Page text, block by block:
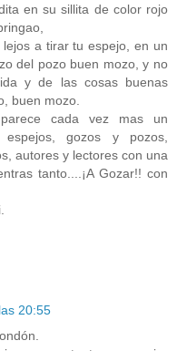
en su sillita de color rojo
a tirar tu espejo, en un
del pozo buen mozo, y no
y de las cosas buenas
buen mozo.
cada vez mas un
espejos, gozos y pozos,
autores y lectores con una
tanto....¡A Gozar!! con
20:55